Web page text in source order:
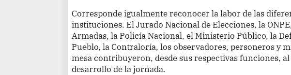
Corresponde igualmente reconocer la labor de las
instituciones. El Jurado Nacional de Elecciones, la
Armadas, la Policía Nacional, el Ministerio Público, la
Pueblo, la Contraloría, los observadores, personeros y
mesa contribuyeron, desde sus respectivas funciones, al
desarrollo de la jornada.